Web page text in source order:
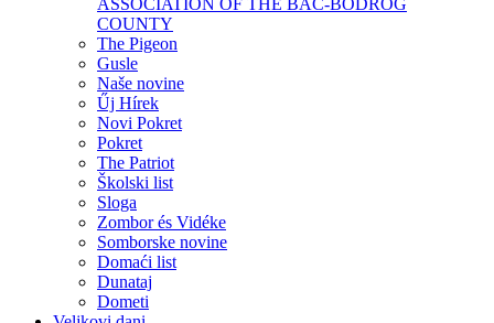
ASSOCIATION OF THE BAČ-BODROG
COUNTY
The Pigeon
Gusle
Naše novine
Űj Hírek
Novi Pokret
Pokret
The Patriot
Školski list
Sloga
Zombor és Vidéke
Somborske novine
Domaći list
Dunataj
Dometi